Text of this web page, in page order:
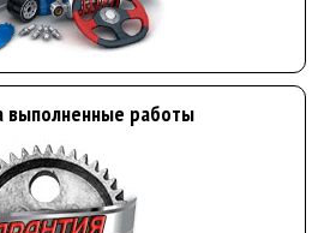
выполненные работы